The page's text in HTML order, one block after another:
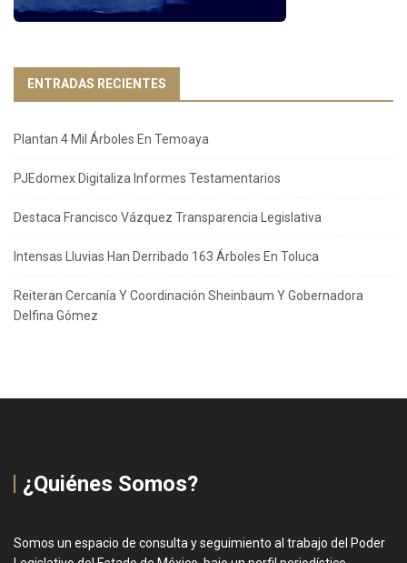
ENTRADAS RECIENTES
Plantan 4 Mil Árboles En Temoaya
PJEdomex Digitaliza Informes Testamentarios
Destaca Francisco Vázquez Transparencia Legislativa
Intensas Lluvias Han Derribado 163 Árboles En Toluca
Reiteran Cercanía Y Coordinación Sheinbaum Y Gobernadora
Delfina Gómez
¿Quiénes Somos?
Somos un espacio de consulta y seguimiento al trabajo del Poder